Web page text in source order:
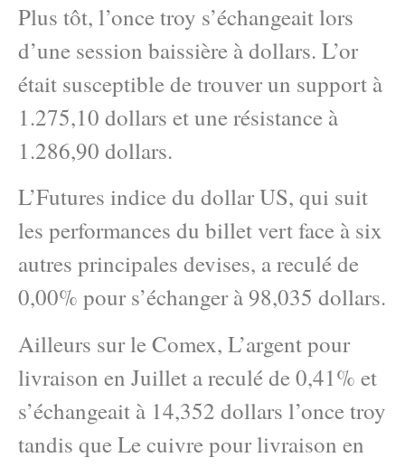
Plus tôt, l’once troy s’échangeait lors
d’une session baissière à dollars. L’or
était susceptible de trouver un support à
1.275,10 dollars et une résistance à
1.286,90 dollars.
L’Futures indice du dollar US, qui suit
les performances du billet vert face à six
autres principales devises, a reculé de
0,00% pour s’échanger à 98,035 dollars.
Ailleurs sur le Comex, L’argent pour
livraison en Juillet a reculé de 0,41% et
s’échangeait à 14,352 dollars l’once troy
tandis que Le cuivre pour livraison en